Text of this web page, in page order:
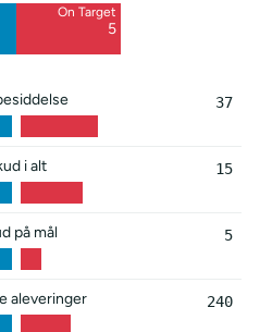
On Target
5
37
i alt 15
på mål 5
aleveringer 240